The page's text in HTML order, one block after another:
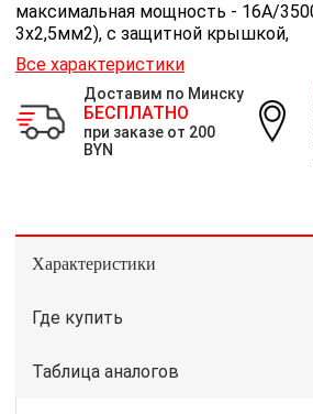
максимальная мощность - 16A/
3x2,5мм2), с защитной крышкой,
Все характеристики
Доставим по Минску
БЕСПЛАТНО
при заказе от 200
BYN
Характеристики
Где купить
Таблица аналогов